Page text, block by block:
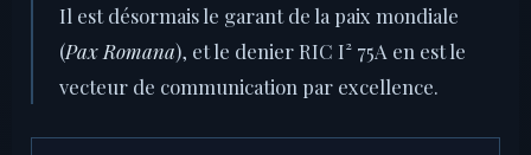
Il est désormais le garant de la paix mondiale
(Pax Romana), et le denier RIC I² 75A en est le
vecteur de communication par excellence.